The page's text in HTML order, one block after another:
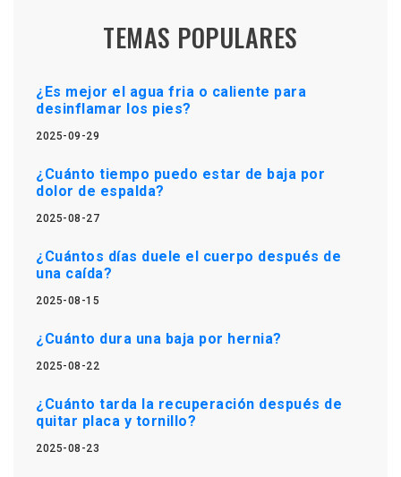
TEMAS POPULARES
¿Es mejor el agua fria o caliente para
desinflamar los pies?
2025-09-29
¿Cuánto tiempo puedo estar de baja por
dolor de espalda?
2025-08-27
¿Cuántos días duele el cuerpo después de
una caída?
2025-08-15
¿Cuánto dura una baja por hernia?
2025-08-22
¿Cuánto tarda la recuperación después de
quitar placa y tornillo?
2025-08-23